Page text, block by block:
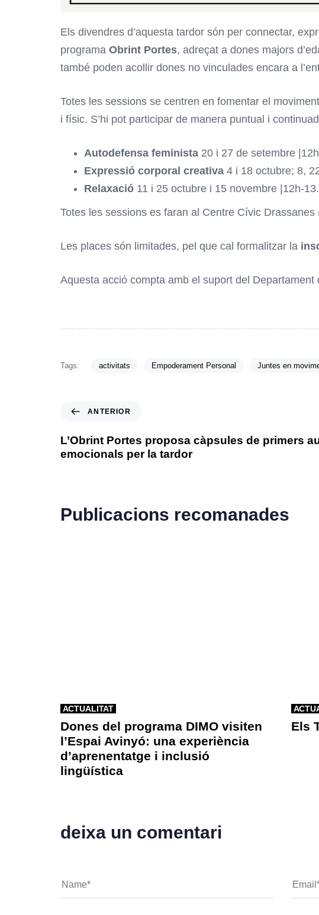
Els divendres d’aquesta tardor són per connectar,
programa Obrint Portes, adreçat a dones majors
també poden acollir dones no vinculades encara a
Totes les sessions se centren en fomentar el
i físic. S’hi pot participar de manera puntual i
Autodefensa feminista 20 i 27 de setembre
Expressió corporal creativa 4 i 18 octubre; 8,
Relaxació 11 i 25 octubre i 15 novembre |12h-
Totes les sessions es faran al Centre Cívic
Les places són limitades, pel que cal formalitzar la
Aquesta acció compta amb el suport del
Tags: activitats Empoderament Personal Juntes en
ANTERIOR
L’Obrint Portes proposa càpsules de primers
emocionals per la tardor
Publicacions recomanades
ACTUALITAT
Dones del programa DIMO visiten
l’Espai Avinyó: una experiència
d’aprenentatge i inclusió
lingüística
Els
deixa un comentari